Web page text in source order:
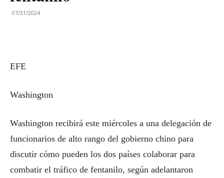
07/31/2024
EFE
Washington
Washington recibirá este miércoles a una delegación de
funcionarios de alto rango del gobierno chino para
discutir cómo pueden los dos países colaborar para
combatir el tráfico de fentanilo, según adelantaron